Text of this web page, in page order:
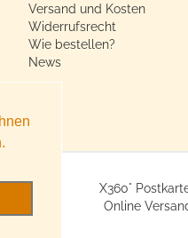
Versand und Kosten
Widerrufsrecht
Wie bestellen?
News
X360°
Online